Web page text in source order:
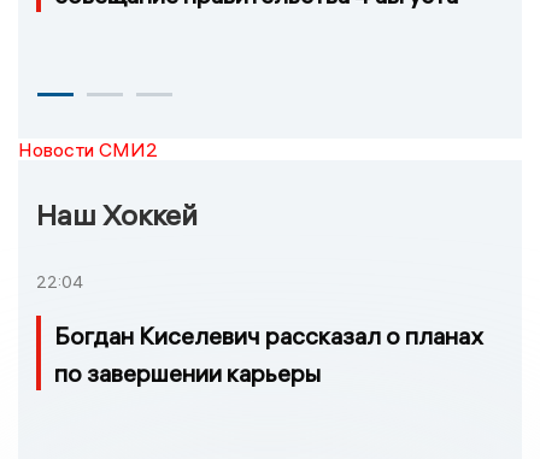
Новости СМИ2
Наш Хоккей
22:04
Богдан Киселевич рассказал о планах
по завершении карьеры